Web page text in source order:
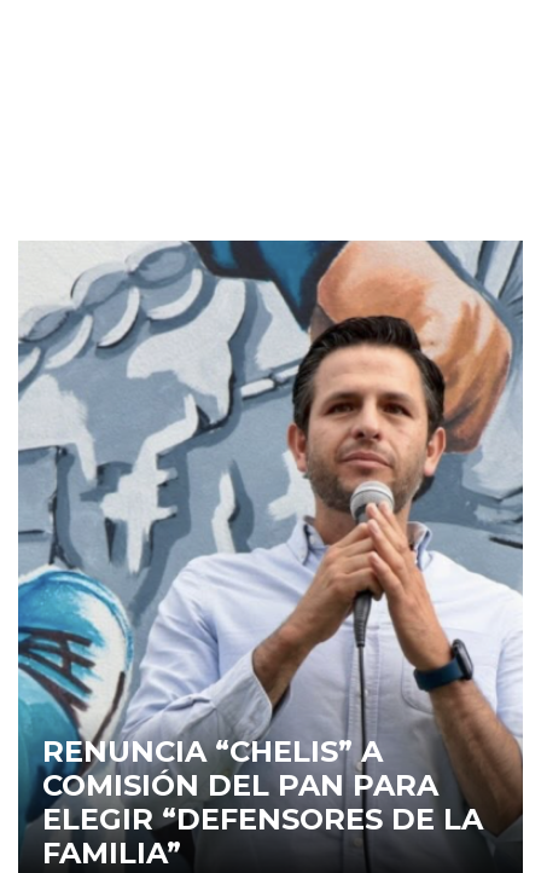
RENUNCIA “CHELIS” A
COMISIÓN DEL PAN PARA
ELEGIR “DEFENSORES DE LA
FAMILIA”